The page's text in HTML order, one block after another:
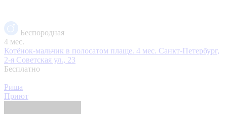
Беспородная
4 мес.
Котёнок-мальчик в полосатом плаще. 4 мес. Санкт-Петербург,
2-я Советская ул., 23
Бесплатно
Риша
Приют